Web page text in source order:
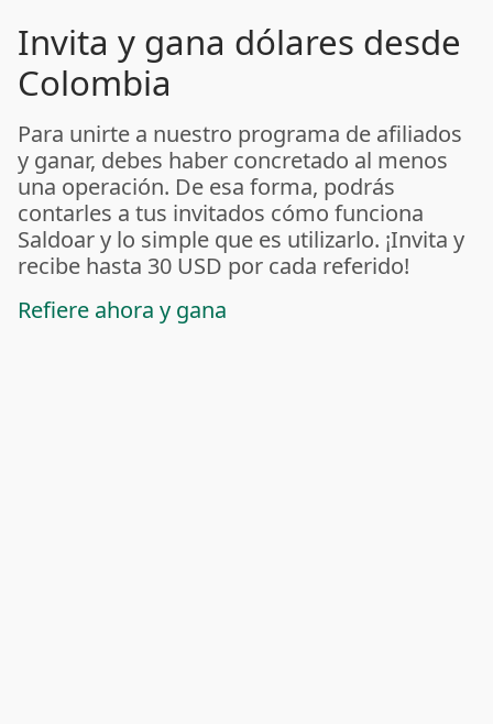
Invita y gana dólares desde
Colombia
Para unirte a nuestro programa de afiliados
y ganar, debes haber concretado al menos
una operación. De esa forma, podrás
contarles a tus invitados cómo funciona
Saldoar y lo simple que es utilizarlo. ¡Invita y
recibe hasta 30 USD por cada referido!
Refiere ahora y gana